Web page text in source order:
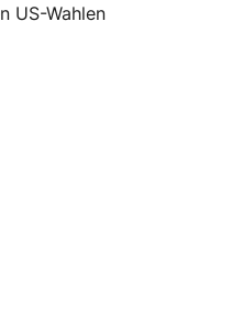
US-Wahlen